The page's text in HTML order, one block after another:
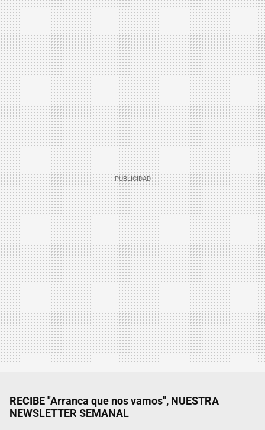
RECIBE "Arranca que nos vamos", NUESTRA
NEWSLETTER SEMANAL